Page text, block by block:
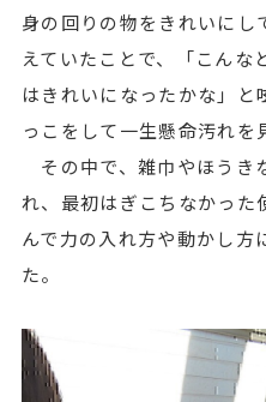
身の回りの物をきれいにし
えていたことで、「こんな
はきれいになったかな」と
っこをして一生懸命汚れを
その中で、雑巾やほうき
れ、最初はぎこちなかった
んで力の入れ方や動かし方
た。